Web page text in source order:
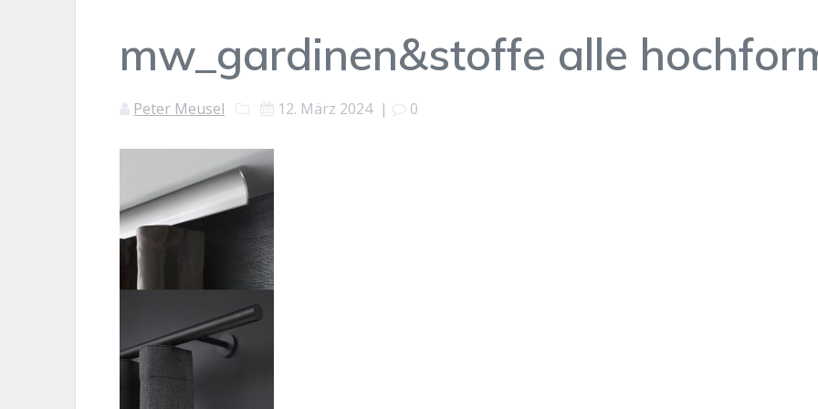
mw_gardinen&stoffe alle
Peter Meusel 12. März 2024| 0